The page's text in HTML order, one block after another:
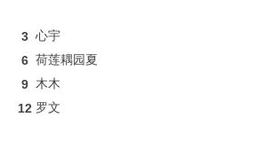
3 心宇
6 荷莲耦园夏
9 木木
12 罗文